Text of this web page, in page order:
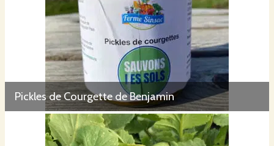
Pickles de Courgette de Benjamin